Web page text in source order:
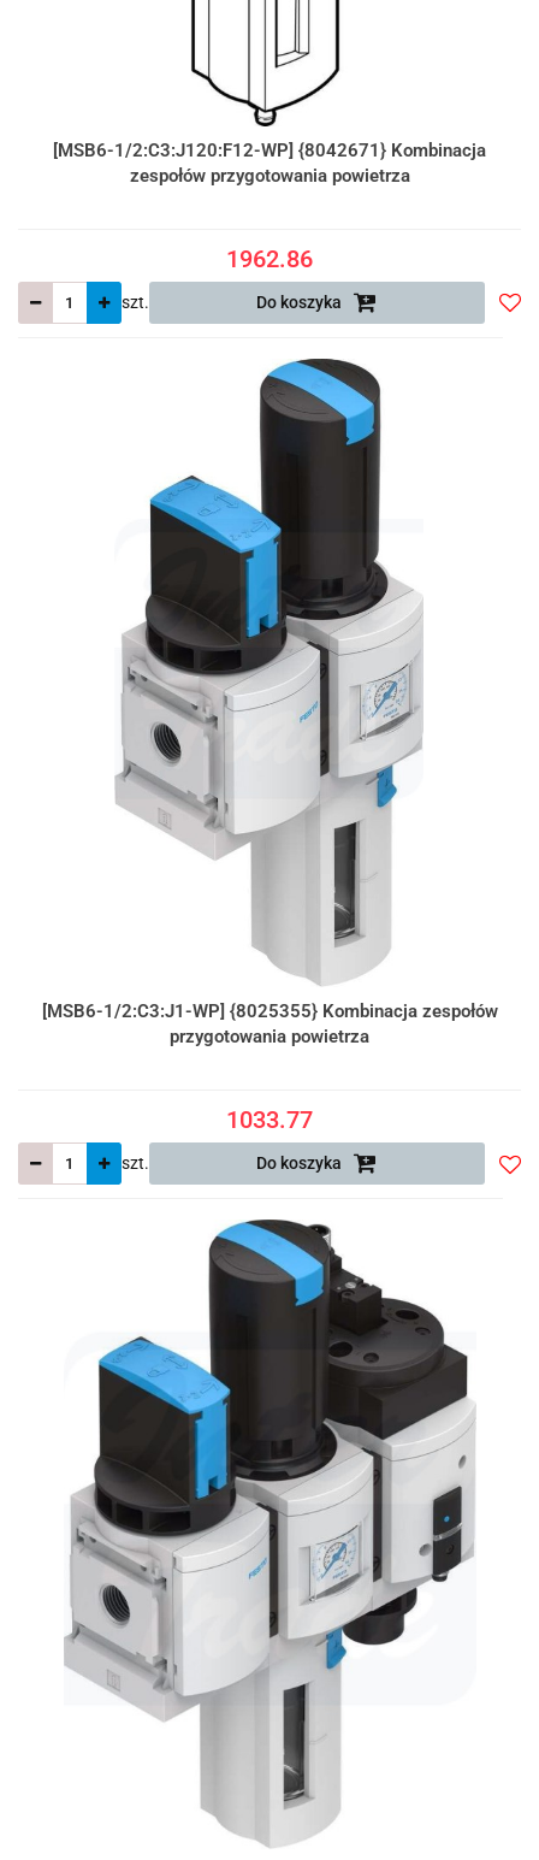
[MSB6-1/2:C3:J120:F12-WP] {8042671} Kombinacja
zespołów przygotowania powietrza
1962.86
szt. Do koszyka
[MSB6-1/2:C3:J1-WP] {8025355} Kombinacja zespołów
przygotowania powietrza
1033.77
szt. Do koszyka